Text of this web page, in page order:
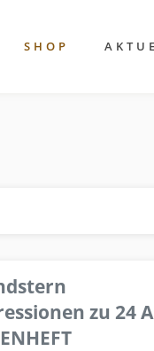
SHOP
zu 24